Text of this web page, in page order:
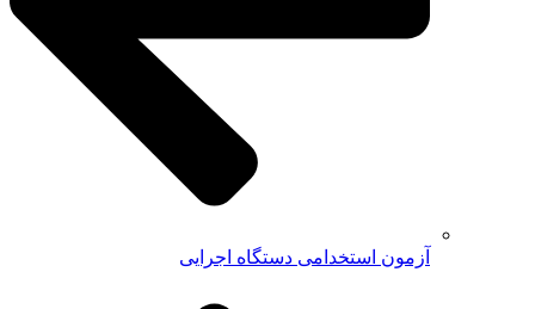
آزمون استخدامی دستگاه اجرایی